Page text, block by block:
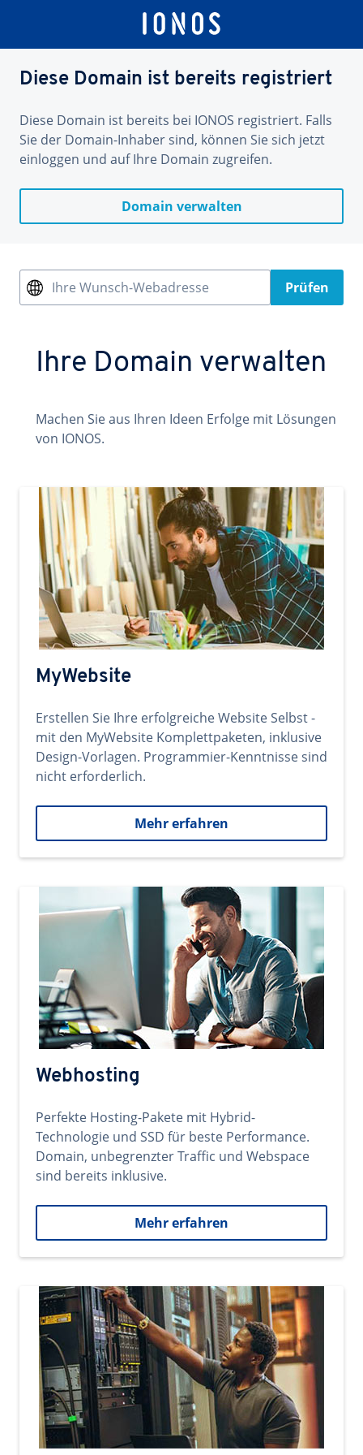
Diese Domain ist bereits registriert
Diese Domain ist bereits bei IONOS registriert. Falls
Sie der Domain-Inhaber sind, können Sie sich jetzt
einloggen und auf Ihre Domain zugreifen.
Domain verwalten
Ihre Wunsch-Webadresse Prüfen
Ihre Domain verwalten
Machen Sie aus Ihren Ideen Erfolge mit Lösungen
von IONOS.
MyWebsite
Erstellen Sie Ihre erfolgreiche Website Selbst -
mit den MyWebsite Komplettpaketen, inklusive
Design-Vorlagen. Programmier-Kenntnisse sind
nicht erforderlich.
Mehr erfahren
Webhosting
Perfekte Hosting-Pakete mit Hybrid-
Technologie und SSD für beste Performance.
Domain, unbegrenzter Traffic und Webspace
sind bereits inklusive.
Mehr erfahren